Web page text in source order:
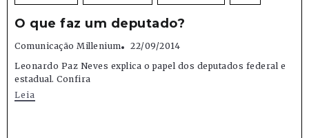
O que faz um deputado?
Comunicação Millenium
22/09/2014
Leonardo Paz Neves explica o papel dos deputados federal e
estadual. Confira
Leia